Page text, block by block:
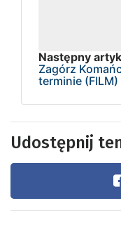
Następny
Zagórz
terminie (FILM)
Udostępnij